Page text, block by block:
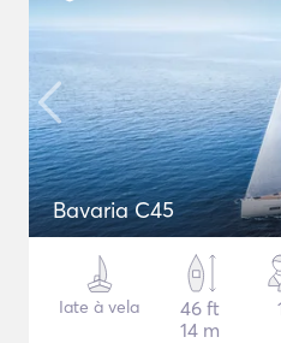
Bavaria C45
Iate à vela
46 ft
14 m